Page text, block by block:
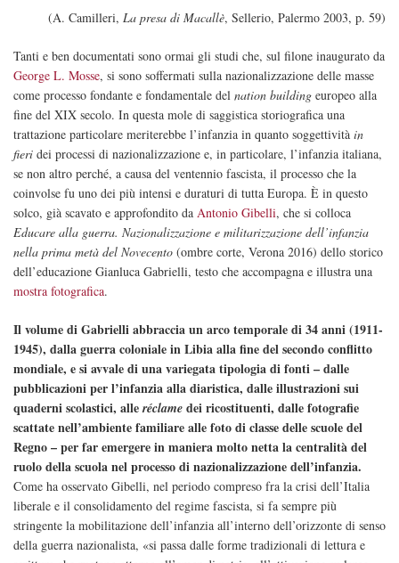
(A. Camilleri, La presa di Macallè, Sellerio, Palermo 2003, p. 59)
Tanti e ben documentati sono ormai gli studi che, sul filone inaugurato da
George L. Mosse, si sono soffermati sulla nazionalizzazione delle masse
come processo fondante e fondamentale del nation building europeo alla
fine del XIX secolo. In questa mole di saggistica storiografica una
trattazione particolare meriterebbe l’infanzia in quanto soggettività in
fieri dei processi di nazionalizzazione e, in particolare, l’infanzia italiana,
se non altro perché, a causa del ventennio fascista, il processo che la
coinvolse fu uno dei più intensi e duraturi di tutta Europa. È in questo
solco, già scavato e approfondito da Antonio Gibelli, che si colloca
Educare alla guerra. Nazionalizzazione e militarizzazione dell’infanzia
nella prima metà del Novecento (ombre corte, Verona 2016) dello storico
dell’educazione Gianluca Gabrielli, testo che accompagna e illustra una
mostra fotografica.
Il volume di Gabrielli abbraccia un arco temporale di 34 anni (1911-
1945), dalla guerra coloniale in Libia alla fine del secondo conflitto
mondiale, e si avvale di una variegata tipologia di fonti – dalle
pubblicazioni per l’infanzia alla diaristica, dalle illustrazioni sui
quaderni scolastici, alleréclame dei ricostituenti, dalle fotografie
scattate nell’ambiente familiare alle foto di classe delle scuole del
Regno – per far emergere in maniera molto netta la centralità del
ruolo della scuola nel processo di nazionalizzazione dell’infanzia.
Come ha osservato Gibelli, nel periodo compreso fra la crisi dell’Italia
liberale e il consolidamento del regime fascista, si fa sempre più
stringente la mobilitazione dell’infanzia all’interno dell’orizzonte di senso
della guerra nazionalista, «si passa dalle forme tradizionali di lettura e